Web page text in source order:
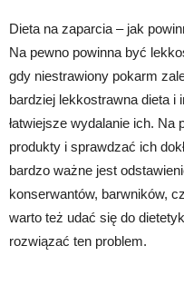
Dieta na zaparcia – jak
Na pewno powinna być
gdy niestrawiony pokarm
bardziej lekkostrawna dieta i
łatwiejsze wydalanie ich. Na
produkty i sprawdzać ich
bardzo ważne jest
konserwantów, barwników,
warto też udać się do
rozwiązać ten problem.